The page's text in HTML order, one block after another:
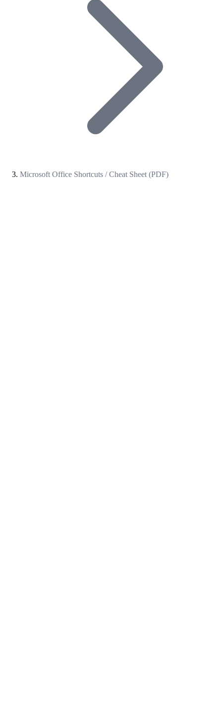
Microsoft Office Shortcuts / Cheat Sheet (PDF)